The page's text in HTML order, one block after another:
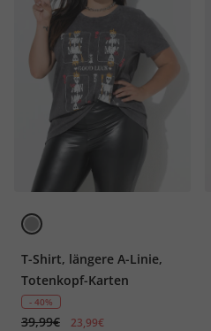
T-Shirt, längere A-Linie,
Totenkopf-Karten
- 40%
39,99€ 23,99€